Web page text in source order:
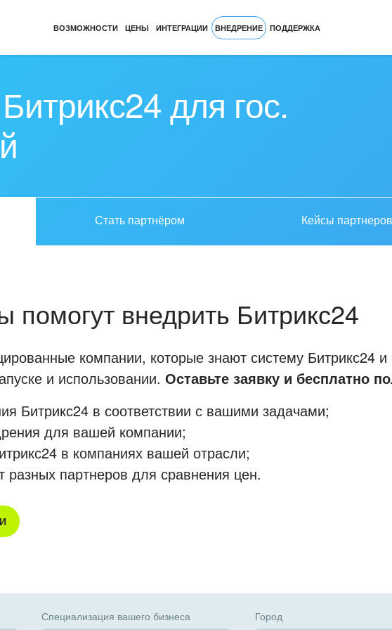
ВОЗМОЖНОСТИ ЦЕНЫ ИНТЕГРАЦИИ ВНЕДРЕНИЕ ПОДДЕРЖКА
для гос.
Стать партнёром Кейсы партнеров
внедрить Битрикс24
компании, которые знают систему Битрикс24 и
и использовании. Оставьте заявку и бесплатно
Битрикс24 в соответствии с вашими задачами;
для вашей компании;
в компаниях вашей отрасли;
партнеров для сравнения цен.
Специализация вашего бизнеса Город